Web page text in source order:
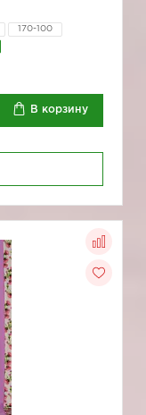
170-100
В корзину